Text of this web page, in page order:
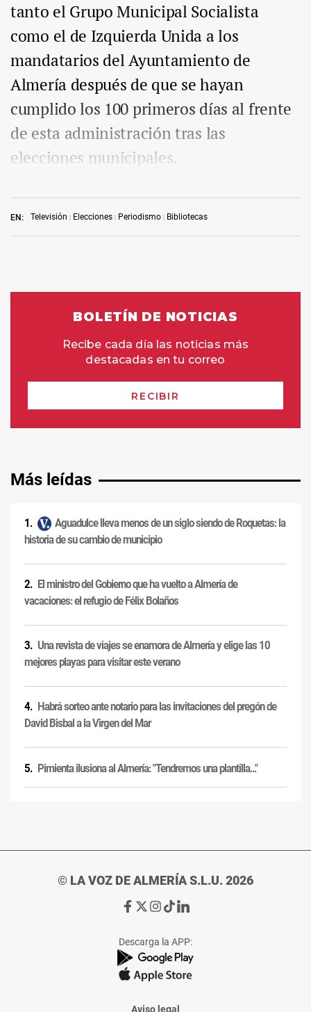
EN: Televisión Elecciones Periodismo Bibliotecas
tanto el Grupo Municipal Socialista
como el de Izquierda Unida a los
mandatarios del Ayuntamiento de
Almería después de que se hayan
cumplido los 100 primeros días al frente
de esta administración tras las
elecciones municipales.
Más leídas
Aguadulce lleva menos de un siglo siendo de Roquetas: la
historia de su cambio de municipio
El ministro del Gobierno que ha vuelto a Almería de
vacaciones: el refugio de Félix Bolaños
Una revista de viajes se enamora de Almería y elige las 10
mejores playas para visitar este verano
Habrá sorteo ante notario para las invitaciones del pregón de
David Bisbal a la Virgen del Mar
Pimienta ilusiona al Almería: "Tendremos una plantilla..."
© LA VOZ DE ALMERÍA S.L.U. 2026
Ir
de
La
Voz
Almería
Ir
de
La
Voz
Almería
Ir
de
La
Voz
Almería
Ir
de
La
Voz
Almería
Ir
de
La
Voz
Descarga la APP:
Aviso legal